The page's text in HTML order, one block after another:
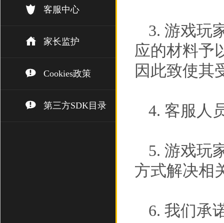
客服中心
家长监护
Cookies政策
第三方SDK目录
3. 游戏玩
应的材料予
因此致使其
4. 客服人
5. 游戏玩
方式解决相
6. 我们承